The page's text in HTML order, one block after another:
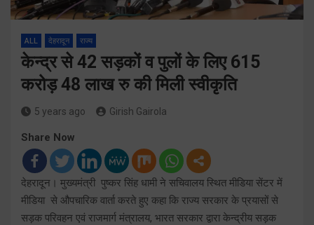
ALL देहरादून राज्य
केन्द्र से 42 सड़कों व पुलों के लिए 615
करोड़ 48 लाख रु की मिली स्वीकृति
5 years ago Girish Gairola
Share Now
देहरादून। मुख्यमंत्री पुष्कर सिंह धामी ने सचिवालय स्थित मीडिया सेंटर में
मीडिया से औपचारिक वार्ता करते हुए कहा कि राज्य सरकार के प्रयासों से
सड़क परिवहन एवं राजमार्ग मंत्रालय, भारत सरकार द्वारा केन्द्रीय सड़क